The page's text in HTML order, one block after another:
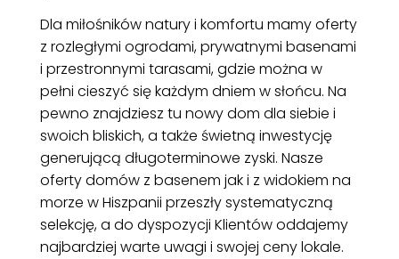
Dla miłośników natury i komfortu mamy oferty
z rozległymi ogrodami, prywatnymi basenami
i przestronnymi tarasami, gdzie można w
pełni cieszyć się każdym dniem w słońcu. Na
pewno znajdziesz tu nowy dom dla siebie i
swoich bliskich, a także świetną inwestycję
generującą długoterminowe zyski. Nasze
oferty domów z basenem jak i z widokiem na
morze w Hiszpanii przeszły systematyczną
selekcję, a do dyspozycji Klientów oddajemy
najbardziej warte uwagi i swojej ceny lokale.